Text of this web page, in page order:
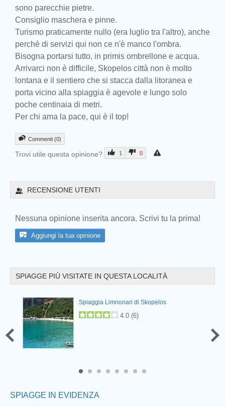
sono parecchie pietre.
Consiglio maschera e pinne.
Turismo praticamente nullo (era luglio tra l'altro), anche
perchè di servizi qui non ce n'è manco l'ombra.
Bisogna portarsi tutto, in primis ombrellone e acqua.
Arrivarci non è difficile, Skopelos città non è molto
lontana e il sentiero che si stacca dalla litoranea e
porta vicino alla spiaggia è agevole e lungo solo
poche centinaia di metri.
Per chi ama la pace, qui è il top!
Commenti (0)
Trovi utile questa opinione? 1 0
RECENSIONE UTENTI
Nessuna opinione inserita ancora. Scrivi tu la prima!
Aggiungi la tua opinione
SPIAGGE PIÙ VISITATE IN QUESTA LOCALITÀ
Spiaggia Limnonari di Skopelos
4.0 (6)
SPIAGGE IN EVIDENZA